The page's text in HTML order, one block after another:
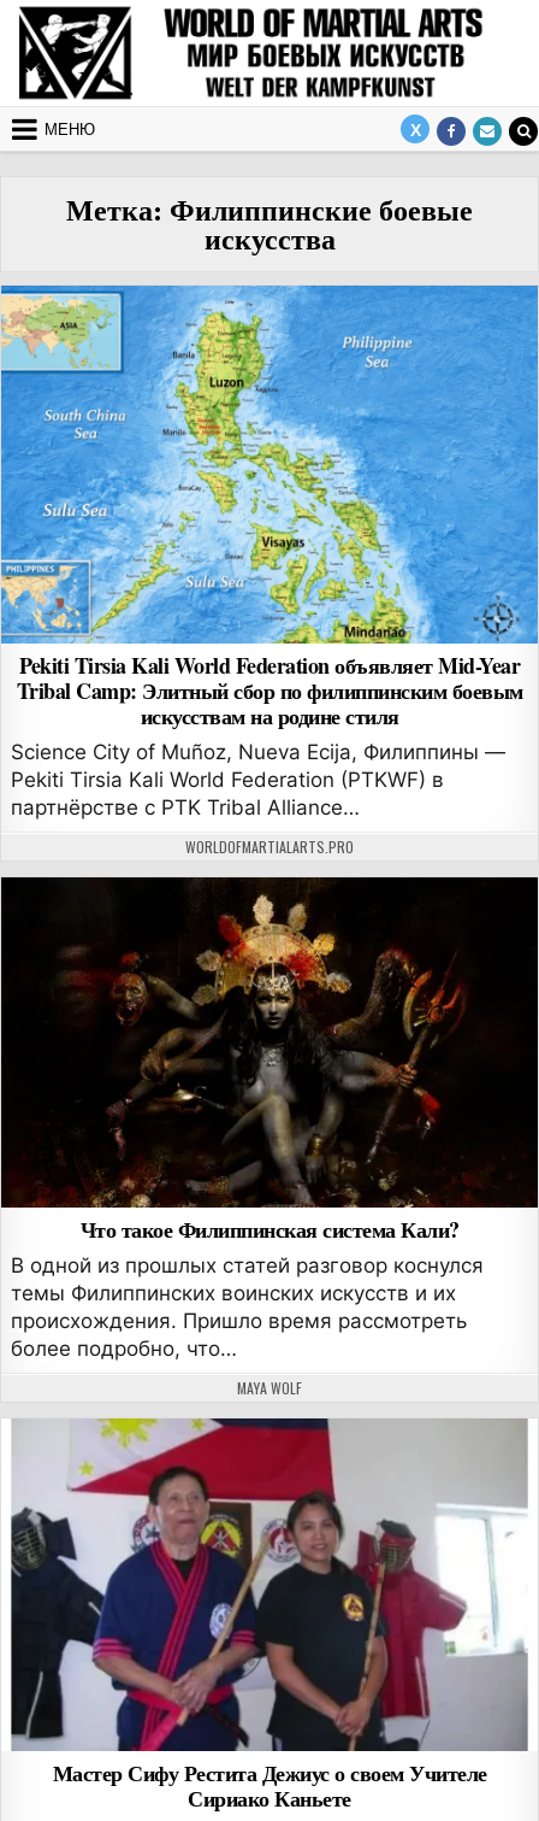
Перейти к содержимому
МЕНЮ
Метка: Филиппинские боевые
искусства
Pekiti Tirsia Kali World Federation объявляет Mid-Year
Tribal Camp: Элитный сбор по филиппинским боевым
искусствам на родине стиля
Science City of Muñoz, Nueva Ecija, Филиппины —
Pekiti Tirsia Kali World Federation (PTKWF) в
партнёрстве с PTK Tribal Alliance…
АВТОР:
WORLDOFMARTIALARTS.PRO
Что такое Филиппинская система Кали?
В одной из прошлых статей разговор коснулся
темы Филиппинских воинских искусств и их
происхождения. Пришло время рассмотреть
более подробно, что…
АВТОР:
MAYA WOLF
Мастер Сифу Рестита Дежиус о своем Учителе
Сириако Каньете